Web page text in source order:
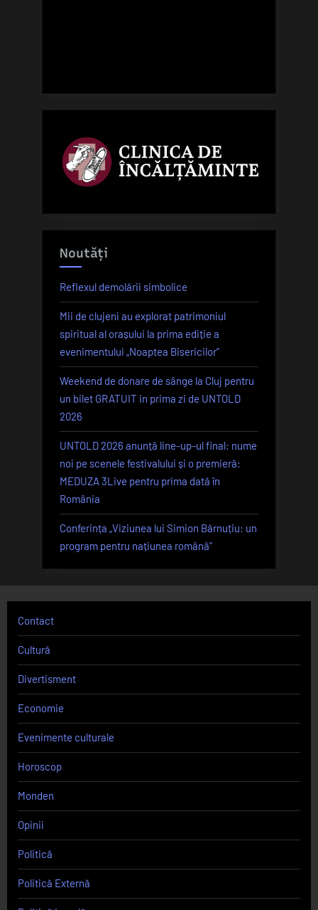
Noutăți
Reflexul demolării simbolice
Mii de clujeni au explorat patrimoniul
spiritual al orașului la prima ediție a
evenimentului „Noaptea Bisericilor”
Weekend de donare de sânge la Cluj pentru
un bilet GRATUIT in prima zi de UNTOLD
2026
UNTOLD 2026 anunță line-up-ul final: nume
noi pe scenele festivalului și o premieră:
MEDUZA 3Live pentru prima dată în
România
Conferința „Viziunea lui Simion Bărnuțiu: un
program pentru națiunea română”
Contact
Cultură
Divertisment
Economie
Evenimente culturale
Horoscop
Monden
Opinii
Politică
Politică Externă